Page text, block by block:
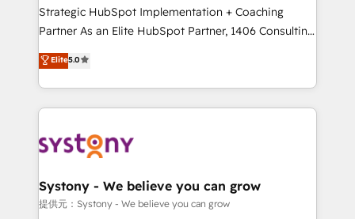
Platform Migration Excellence. • Top 3 Partner of the
Year LATAM 2022, 2023, 2024, 2025. • Partner of the
tech global congress). 👉 Ready to scale your
business with HubSpot? Let Cebra’s experts help
Strategic HubSpot Implementation + Coaching
Partner As an Elite HubSpot Partner, 1406 Consulting
helps mid-market revenue teams transform how
they sell, market, and serve. We don't just build your
HubSpot—we teach your team to own it, then stay
to help you keep winning. What We Do ⚙️ CRM
Data & Content 📈 Sales & Marketing Alignment +
Agent Creation 🔄 Custom Integrations & Data
Migration Why 1406 We become part of your team.
Elite5.0
Systony - We believe you can grow
提供元：Systony - We believe you can grow